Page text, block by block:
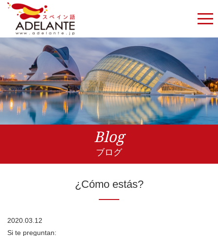
Blog
ブログ
¿Cómo estás?
2020.03.12
Si te preguntan: